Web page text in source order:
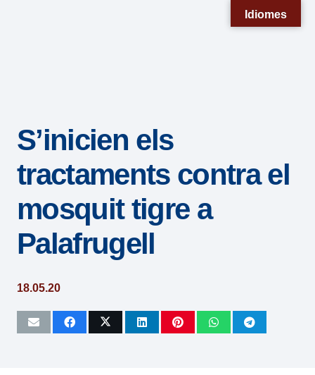
sistema
accesibilidad.
S’inicien els
tractaments contra el
mosquit tigre a
Palafrugell
18.05.20
Idiomes